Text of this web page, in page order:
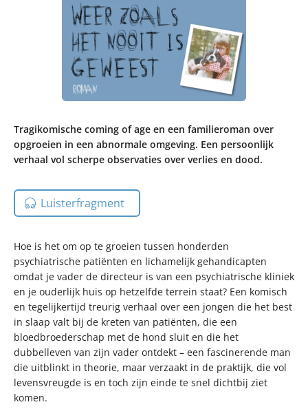
Tragikomische coming of age en een familieroman over
opgroeien in een abnormale omgeving. Een persoonlijk
verhaal vol scherpe observaties over verlies en dood.
Luisterfragment
Hoe is het om op te groeien tussen honderden
psychiatrische patiënten en lichamelijk gehandicapten
omdat je vader de directeur is van een psychiatrische kliniek
en je ouderlijk huis op hetzelfde terrein staat? Een komisch
en tegelijkertijd treurig verhaal over een jongen die het best
in slaap valt bij de kreten van patiënten, die een
bloedbroederschap met de hond sluit en die het
dubbelleven van zijn vader ontdekt – een fascinerende man
die uitblinkt in theorie, maar verzaakt in de praktijk, die vol
levensvreugde is en toch zijn einde te snel dichtbij ziet
komen.